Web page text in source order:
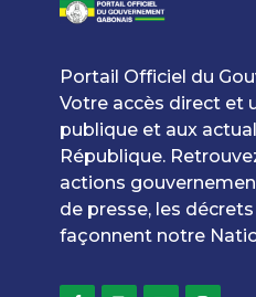
Portail Officiel du
Votre accès direct et
publique et aux
République.
actions
de presse, les
façonnent notre